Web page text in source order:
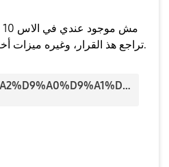
تراجع هذ القرار، وغيره ميزات أخرى تم حذفها ما ادري ليش.
Screenshot_%D9%A2%D9%A0%D9%A1%D9%A9%D9%A0%D9%A7%D9%A1%D9%A7-%D9%A1%D9%A4%D9%A1%D9%A3%D9%A3%D9%A2_Accessibility_30716.jpg